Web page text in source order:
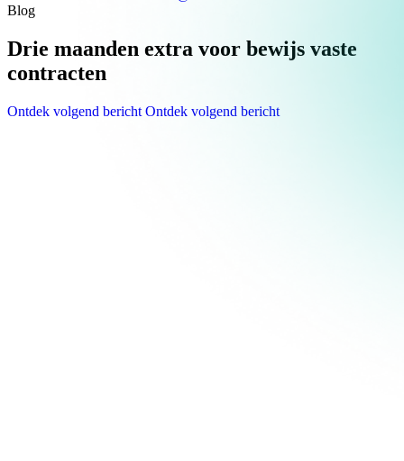
Blog
Drie maanden extra voor bewijs vaste
contracten
Ontdek volgend bericht Ontdek volgend bericht